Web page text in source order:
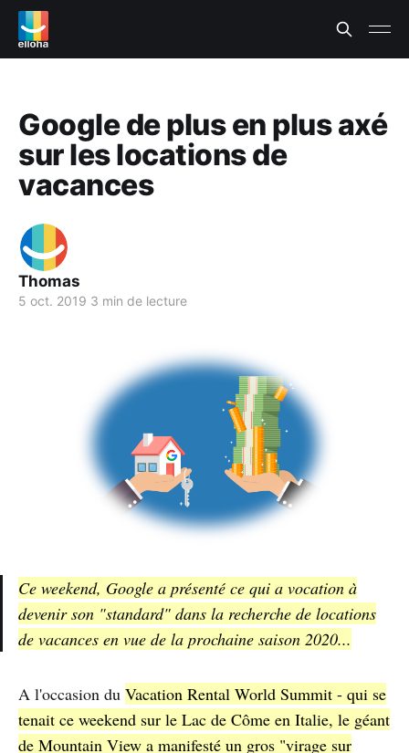
Google de plus en plus axé
sur les locations de
vacances
Thomas
5 oct. 2019 3 min de lecture
Ce weekend, Google a présenté ce qui a vocation à
devenir son "standard" dans la recherche de locations
de vacances en vue de la prochaine saison 2020...
A l'occasion du Vacation Rental World Summit - qui se
tenait ce weekend sur le Lac de Côme en Italie, le géant
de Mountain View a manifesté un gros "virage sur